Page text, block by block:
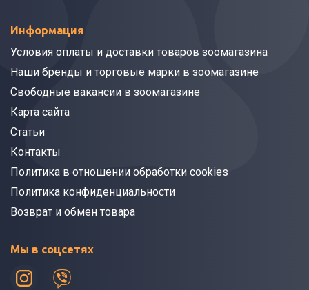
Информация
Условия оплаты и доставки товаров зоомагазина
Наши бренды и торговые марки в зоомагазине
Свободные вакансии в зоомагазине
Карта сайта
Статьи
Контакты
Политика в отношении обработки cookies
Политика конфиденциальности
Возврат и обмен товара
Мы в соцсетях